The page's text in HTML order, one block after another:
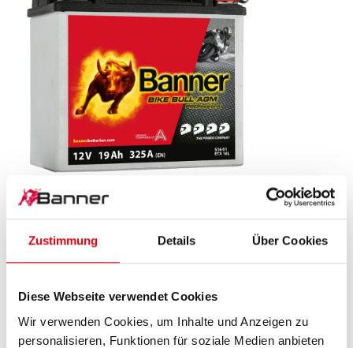
Zustimmung Details Über Cookies
Diese Webseite verwendet Cookies
Wir verwenden Cookies, um Inhalte und Anzeigen zu
personalisieren, Funktionen für soziale Medien anbieten
Bike Bull AGM PROfessional
AGM PRO 516 01 / BETX16L - ETX16L
Das Aushängeschild der Banner Markenqualität.